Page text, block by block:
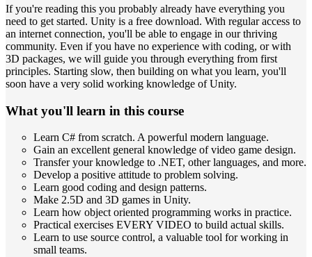
If you're reading this you probably already have everything you
need to get started. Unity is a free download. With regular access to
an internet connection, you'll be able to engage in our thriving
community. Even if you have no experience with coding, or with
3D packages, we will guide you through everything from first
principles. Starting slow, then building on what you learn, you'll
soon have a very solid working knowledge of Unity.
What you'll learn in this course
Learn C# from scratch. A powerful modern language.
Gain an excellent general knowledge of video game design.
Transfer your knowledge to .NET, other languages, and more.
Develop a positive attitude to problem solving.
Learn good coding and design patterns.
Make 2.5D and 3D games in Unity.
Learn how object oriented programming works in practice.
Practical exercises EVERY VIDEO to build actual skills.
Learn to use source control, a valuable tool for working in
small teams.